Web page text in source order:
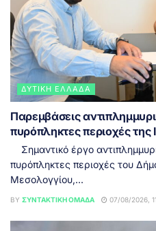
ΔΥΤΙΚΉ ΕΛΛΆΔΑ
Παρεμβάσεις
πυρόπληκτες περιοχές
Σημαντικό έργο
πυρόπληκτες περιοχές του
Μεσολογγίου,...
BY ΣΥΝΤΑΚΤΙΚΉ ΟΜΆΔΑ 07/08/2026,